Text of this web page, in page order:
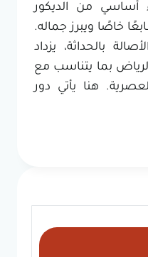
من الديكور
خاصًا ويبرز جماله.
بالحداثة، يزداد
بما يتناسب مع
هنا يأتي دور